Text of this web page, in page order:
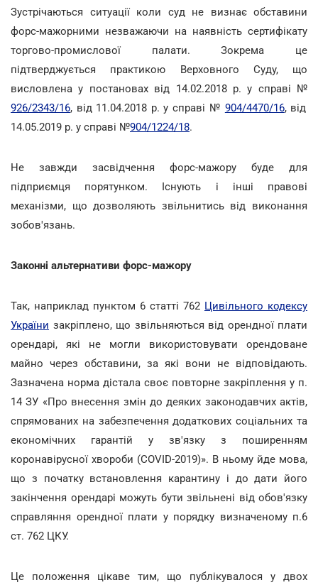
Зустрічаються ситуації коли суд не визнає обставини
форс-мажорними незважаючи на наявність сертифікату
торгово-промислової палати. Зокрема це
підтверджується практикою Верховного Суду, що
висловлена у постановах від 14.02.2018 р. у справі №
926/2343/16, від 11.04.2018 р. у справі № 904/4470/16, від
14.05.2019 р. у справі №904/1224/18.
Не завжди засвідчення форс-мажору буде для
підприємця порятунком. Існують і інші правові
механізми, що дозволяють звільнитись від виконання
зобов'язань.
Законні альтернативи форс-мажору
Так, наприклад пунктом 6 статті 762 Цивільного кодексу
України закріплено, що звільняються від орендної плати
орендарі, які не могли використовувати орендоване
майно через обставини, за які вони не відповідають.
Зазначена норма дістала своє повторне закріплення у п.
14 ЗУ «Про внесення змін до деяких законодавчих актів,
спрямованих на забезпечення додаткових соціальних та
економічних гарантій у зв'язку з поширенням
коронавірусної хвороби (COVID-2019)». В ньому йде мова,
що з початку встановлення карантину і до дати його
закінчення орендарі можуть бути звільнені від обов'язку
справляння орендної плати у порядку визначеному п.6
ст. 762 ЦКУ.
Це положення цікаве тим, що публікувалося у двох